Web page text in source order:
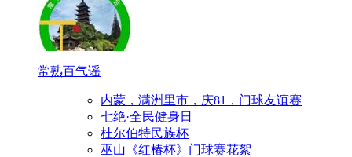
常熟百气谣
内蒙，满洲里市，庆81，门球友谊赛
七绝·全民健身日
杜尔伯特民族杯
巫山《红椿杯》门球赛花絮